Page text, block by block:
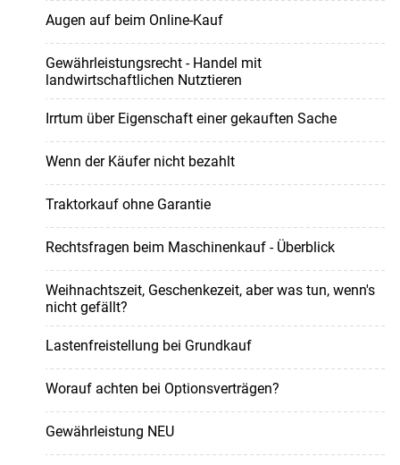
Augen auf beim Online-Kauf
Gewährleistungsrecht - Handel mit
landwirtschaftlichen Nutztieren
Irrtum über Eigenschaft einer gekauften Sache
Wenn der Käufer nicht bezahlt
Traktorkauf ohne Garantie
Rechtsfragen beim Maschinenkauf - Überblick
Weihnachtszeit, Geschenkezeit, aber was tun, wenn's
nicht gefällt?
Lastenfreistellung bei Grundkauf
Worauf achten bei Optionsverträgen?
Gewährleistung NEU